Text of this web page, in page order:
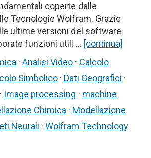
coperte dalle
Tecnologie Wolfram. Grazie
ultime versioni del software
funzioni utili … [continua]
· Analisi Video· Calcolo
Simbolico · Dati Geografici ·
· Image processing · machine
Chimica · Modellazione
Neurali · Wolfram Technology